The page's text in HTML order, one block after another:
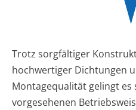
Trotz sorgfältiger
hochwertiger Dichtungen
Montagequalität gelingt es
vorgesehenen